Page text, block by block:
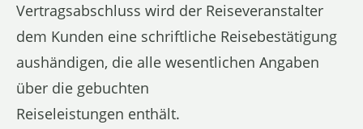
Vertragsabschluss wird der Reiseveranstalter
dem Kunden eine schriftliche Reisebestätigung
aushändigen, die alle wesentlichen Angaben
über die gebuchten
Reiseleistungen enthält.